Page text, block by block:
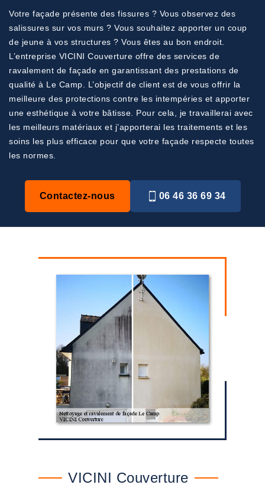
Votre façade présente des fissures ? Vous observez des
salissures sur vos murs ? Vous souhaitez apporter un coup
de jeune à vos structures ? Vous êtes au bon endroit.
L’entreprise VICINI Couverture offre des services de
ravalement de façade en garantissant des prestations de
qualité à Le Camp. L’objectif de client est de vous offrir la
meilleure des protections contre les intempéries et apporter
une esthétique à votre bâtisse. Pour cela, je travaillerai avec
les meilleurs matériaux et j’apporterai les traitements et les
soins les plus efficace pour que votre façade respecte toutes
les normes.
Contactez-nous 06 46 36 69 34
VICINI Couverture